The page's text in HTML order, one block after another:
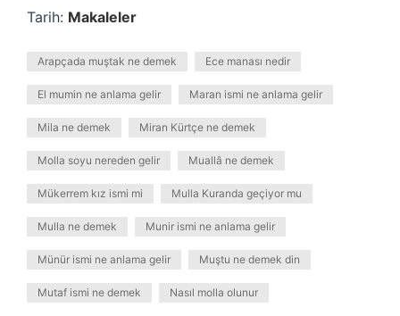
Tarih: Makaleler
Arapçada muştak ne demek Ece manası nedir
El mumin ne anlama gelir Maran ismi ne anlama gelir
Mila ne demek Miran Kürtçe ne demek
Molla soyu nereden gelir Muallâ ne demek
Mükerrem kız ismi mi Mulla Kuranda geçiyor mu
Mulla ne demek Munir ismi ne anlama gelir
Münür ismi ne anlama gelir Muştu ne demek din
Mutaf ismi ne demek Nasıl molla olunur